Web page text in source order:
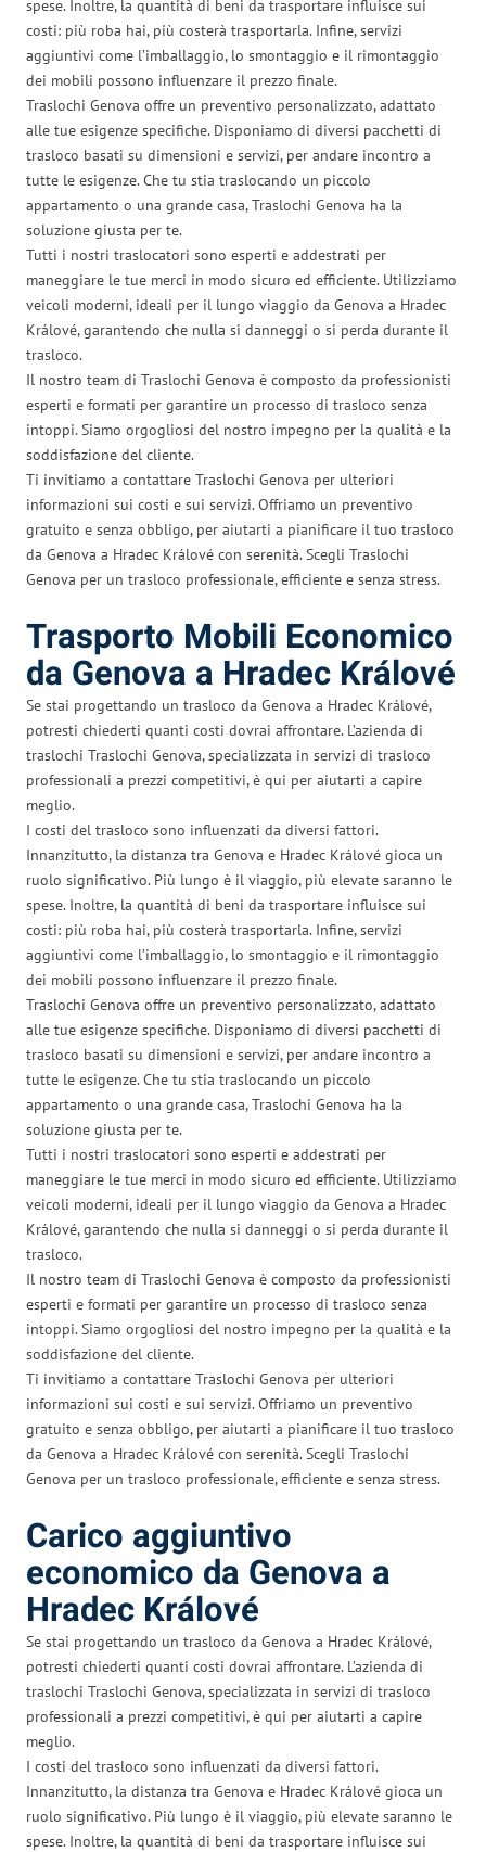
spese. Inoltre, la quantità di beni da trasportare influisce sui
costi: più roba hai, più costerà trasportarla. Infine, servizi
aggiuntivi come l’imballaggio, lo smontaggio e il rimontaggio
dei mobili possono influenzare il prezzo finale.
Traslochi Genova offre un preventivo personalizzato, adattato
alle tue esigenze specifiche. Disponiamo di diversi pacchetti di
trasloco basati su dimensioni e servizi, per andare incontro a
tutte le esigenze. Che tu stia traslocando un piccolo
appartamento o una grande casa, Traslochi Genova ha la
soluzione giusta per te.
Tutti i nostri traslocatori sono esperti e addestrati per
maneggiare le tue merci in modo sicuro ed efficiente. Utilizziamo
veicoli moderni, ideali per il lungo viaggio da Genova a Hradec
Králové, garantendo che nulla si danneggi o si perda durante il
trasloco.
Il nostro team di Traslochi Genova è composto da professionisti
esperti e formati per garantire un processo di trasloco senza
intoppi. Siamo orgogliosi del nostro impegno per la qualità e la
soddisfazione del cliente.
Ti invitiamo a contattare Traslochi Genova per ulteriori
informazioni sui costi e sui servizi. Offriamo un preventivo
gratuito e senza obbligo, per aiutarti a pianificare il tuo trasloco
da Genova a Hradec Králové con serenità. Scegli Traslochi
Genova per un trasloco professionale, efficiente e senza stress.
Trasporto Mobili Economico
da Genova a Hradec Králové
Se stai progettando un trasloco da Genova a Hradec Králové,
potresti chiederti quanti costi dovrai affrontare. L’azienda di
traslochi Traslochi Genova, specializzata in servizi di trasloco
professionali a prezzi competitivi, è qui per aiutarti a capire
meglio.
I costi del trasloco sono influenzati da diversi fattori.
Innanzitutto, la distanza tra Genova e Hradec Králové gioca un
ruolo significativo. Più lungo è il viaggio, più elevate saranno le
spese. Inoltre, la quantità di beni da trasportare influisce sui
costi: più roba hai, più costerà trasportarla. Infine, servizi
aggiuntivi come l’imballaggio, lo smontaggio e il rimontaggio
dei mobili possono influenzare il prezzo finale.
Traslochi Genova offre un preventivo personalizzato, adattato
alle tue esigenze specifiche. Disponiamo di diversi pacchetti di
trasloco basati su dimensioni e servizi, per andare incontro a
tutte le esigenze. Che tu stia traslocando un piccolo
appartamento o una grande casa, Traslochi Genova ha la
soluzione giusta per te.
Tutti i nostri traslocatori sono esperti e addestrati per
maneggiare le tue merci in modo sicuro ed efficiente. Utilizziamo
veicoli moderni, ideali per il lungo viaggio da Genova a Hradec
Králové, garantendo che nulla si danneggi o si perda durante il
trasloco.
Il nostro team di Traslochi Genova è composto da professionisti
esperti e formati per garantire un processo di trasloco senza
intoppi. Siamo orgogliosi del nostro impegno per la qualità e la
soddisfazione del cliente.
Ti invitiamo a contattare Traslochi Genova per ulteriori
informazioni sui costi e sui servizi. Offriamo un preventivo
gratuito e senza obbligo, per aiutarti a pianificare il tuo trasloco
da Genova a Hradec Králové con serenità. Scegli Traslochi
Genova per un trasloco professionale, efficiente e senza stress.
Carico aggiuntivo
economico da Genova a
Hradec Králové
Se stai progettando un trasloco da Genova a Hradec Králové,
potresti chiederti quanti costi dovrai affrontare. L’azienda di
traslochi Traslochi Genova, specializzata in servizi di trasloco
professionali a prezzi competitivi, è qui per aiutarti a capire
meglio.
I costi del trasloco sono influenzati da diversi fattori.
Innanzitutto, la distanza tra Genova e Hradec Králové gioca un
ruolo significativo. Più lungo è il viaggio, più elevate saranno le
spese. Inoltre, la quantità di beni da trasportare influisce sui